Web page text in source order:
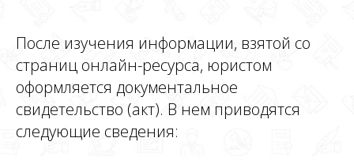
После изучения информации, взятой со
страниц онлайн-ресурса, юристом
оформляется документальное
свидетельство (акт). В нем приводятся
следующие сведения: